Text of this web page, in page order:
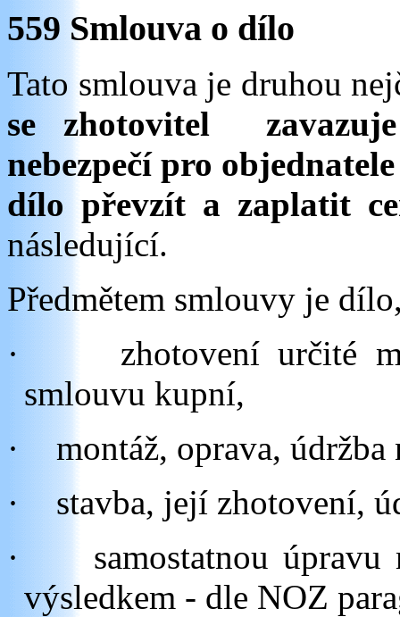
559 Smlouva o dílo
Tato smlouva je druhou
se zhotovitel
nebezpečí pro
dílo převzít a zaplatit
následující.
Předmětem smlouvy je
·
zhotovení určité
smlouvu kupní,
·
montáž, oprava,
·
stavba, její zhotovení,
·
samostatnou
výsledkem - dle NOZ